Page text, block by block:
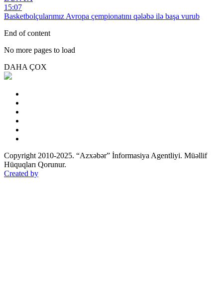
15:07
Basketbolçularımız Avropa çempionatını qələbə ilə başa vurub
End of content
No more pages to load
DAHA ÇOX
Copyright 2010-2025. “Azxəbər” İnformasiya Agentliyi. Müəllif
Hüquqları Qorunur.
Created by